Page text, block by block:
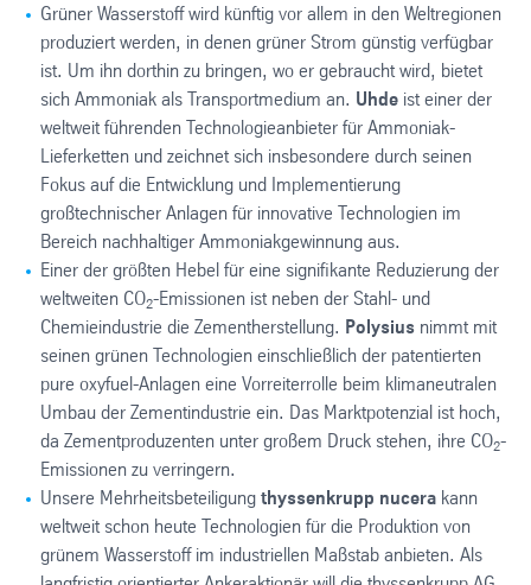
Grüner Wasserstoff wird künftig vor allem in den Weltregionen
produziert werden, in denen grüner Strom günstig verfügbar
ist. Um ihn dorthin zu bringen, wo er gebraucht wird, bietet
sich Ammoniak als Transportmedium an. Uhde ist einer der
weltweit führenden Technologieanbieter für Ammoniak-
Lieferketten und zeichnet sich insbesondere durch seinen
Fokus auf die Entwicklung und Implementierung
großtechnischer Anlagen für innovative Technologien im
Bereich nachhaltiger Ammoniakgewinnung aus.
Einer der größten Hebel für eine signifikante Reduzierung der
weltweiten CO2-Emissionen ist neben der Stahl- und
Chemieindustrie die Zementherstellung. Polysius nimmt mit
seinen grünen Technologien einschließlich der patentierten
pure oxyfuel-Anlagen eine Vorreiterrolle beim klimaneutralen
Umbau der Zementindustrie ein. Das Marktpotenzial ist hoch,
da Zementproduzenten unter großem Druck stehen, ihre CO2-
Emissionen zu verringern.
Unsere Mehrheitsbeteiligung thyssenkrupp nucera kann
weltweit schon heute Technologien für die Produktion von
grünem Wasserstoff im industriellen Maßstab anbieten. Als